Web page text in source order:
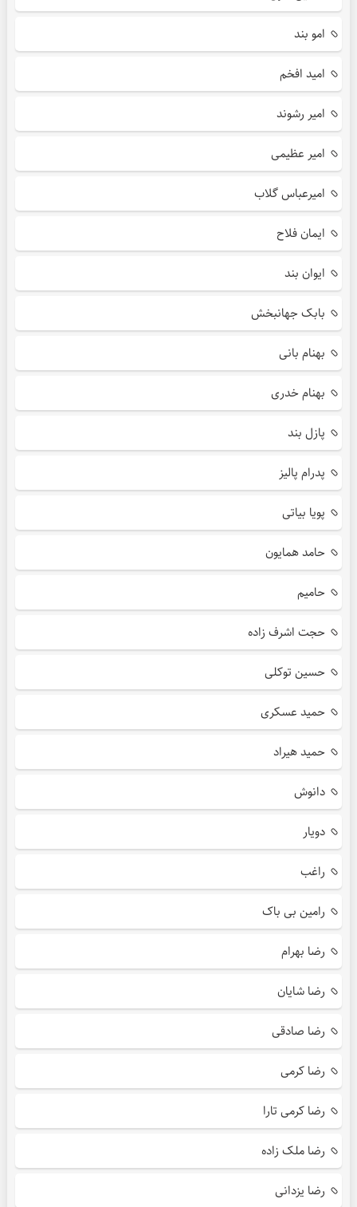
امو بند
امید افخم
امیر رشوند
امیر عظیمی
امیرعباس گلاب
ایمان فلاح
ایوان بند
بابک جهانبخش
بهنام بانی
بهنام خدری
پازل بند
پدرام پالیز
پویا بیاتی
حامد همایون
حامیم
حجت اشرف زاده
حسین توکلی
حمید عسکری
حمید هیراد
دانوش
دویار
راغب
رامین بی باک
رضا بهرام
رضا شایان
رضا صادقی
رضا کرمی
رضا کرمی تارا
رضا ملک زاده
رضا یزدانی